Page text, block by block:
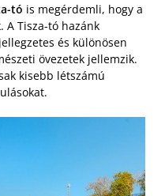
tó is megérdemli, hogy a
A Tisza-tó hazánk
és különösen
övezetek jellemzik.
kisebb létszámú